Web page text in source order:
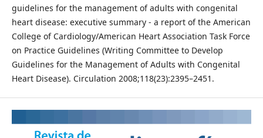
guidelines for the management of adults with congenital
heart disease: executive summary - a report of the American
College of Cardiology/American Heart Association Task Force
on Practice Guidelines (Writing Committee to Develop
Guidelines for the Management of Adults with Congenital
Heart Disease). Circulation 2008;118(23):2395–2451.